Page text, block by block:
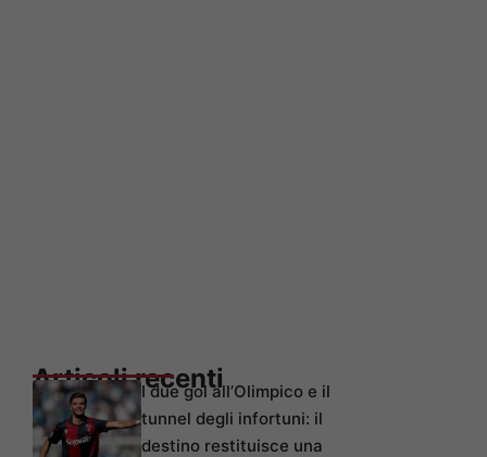
Articoli recentiI due gol all’Olimpico e il
tunnel degli infortuni: il
destino restituisce una